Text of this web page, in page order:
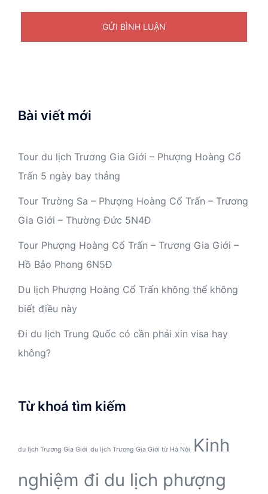
Bài viết mới
Tour du lịch Trương Gia Giới – Phượng Hoàng Cổ
Trấn 5 ngày bay thẳng
Tour Trường Sa – Phượng Hoàng Cổ Trấn – Trương
Gia Giới – Thường Đức 5N4Đ
Tour Phượng Hoàng Cổ Trấn – Trương Gia Giới –
Hồ Bảo Phong 6N5Đ
Du lịch Phượng Hoàng Cổ Trấn không thể không
biết điều này
Đi du lịch Trung Quốc có cần phải xin visa hay
không?
Từ khoá tìm kiếm
du lịch Trương Gia Giới du lịch Trương Gia Giới từ Hà Nội
Kinh
nghiệm đi du lịch phượng